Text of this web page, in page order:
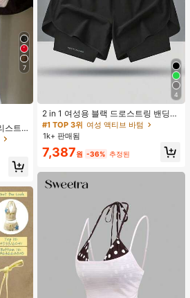
7
스트
얼 다
4
2 in 1 여성용 블랙 드로스트링 밴딩
허리 곡선 밑단 캐주얼 러닝 트레이닝
운동 반바지
#1 TOP 3위 여성 액티브 바텀
1k+ 판매됨
7,387원 -36% 추정된